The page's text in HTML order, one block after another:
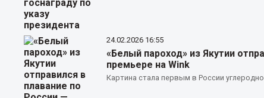
24.02.2026 16:55
«Белый пароход» из Якутии
премьере на Wink
Картина стала первым в России